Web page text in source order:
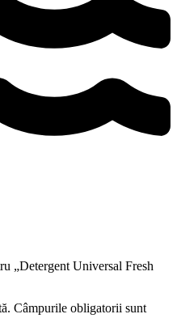
„Detergent Universal Fresh
Câmpurile obligatorii sunt